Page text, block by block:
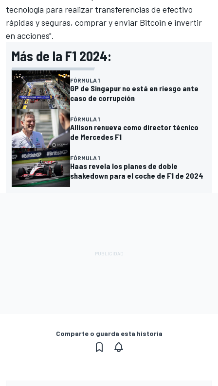
tecnología para realizar transferencias de efectivo
rápidas y seguras, comprar y enviar Bitcoin e invertir
en acciones".
Más de la F1 2024:
FÓRMULA 1
GP de Singapur no está en riesgo ante
caso de corrupción
FÓRMULA 1
Allison renueva como director técnico
de Mercedes F1
FÓRMULA 1
Haas revela los planes de doble
shakedown para el coche de F1 de 2024
Comparte o guarda esta historia